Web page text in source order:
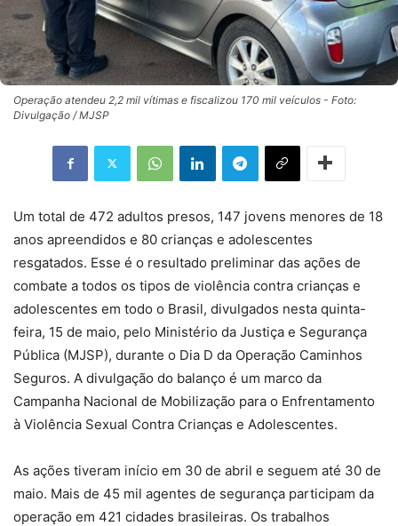
Operação atendeu 2,2 mil vítimas e fiscalizou 170 mil veículos - Foto:
Divulgação / MJSP
Um total de 472 adultos presos, 147 jovens menores de 18
anos apreendidos e 80 crianças e adolescentes
resgatados. Esse é o resultado preliminar das ações de
combate a todos os tipos de violência contra crianças e
adolescentes em todo o Brasil, divulgados nesta quinta-
feira, 15 de maio, pelo Ministério da Justiça e Segurança
Pública (MJSP), durante o Dia D da Operação Caminhos
Seguros. A divulgação do balanço é um marco da
Campanha Nacional de Mobilização para o Enfrentamento
à Violência Sexual Contra Crianças e Adolescentes.
As ações tiveram início em 30 de abril e seguem até 30 de
maio. Mais de 45 mil agentes de segurança participam da
operação em 421 cidades brasileiras. Os trabalhos